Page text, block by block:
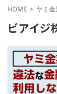
HOME > ヤミ
ビアイジ